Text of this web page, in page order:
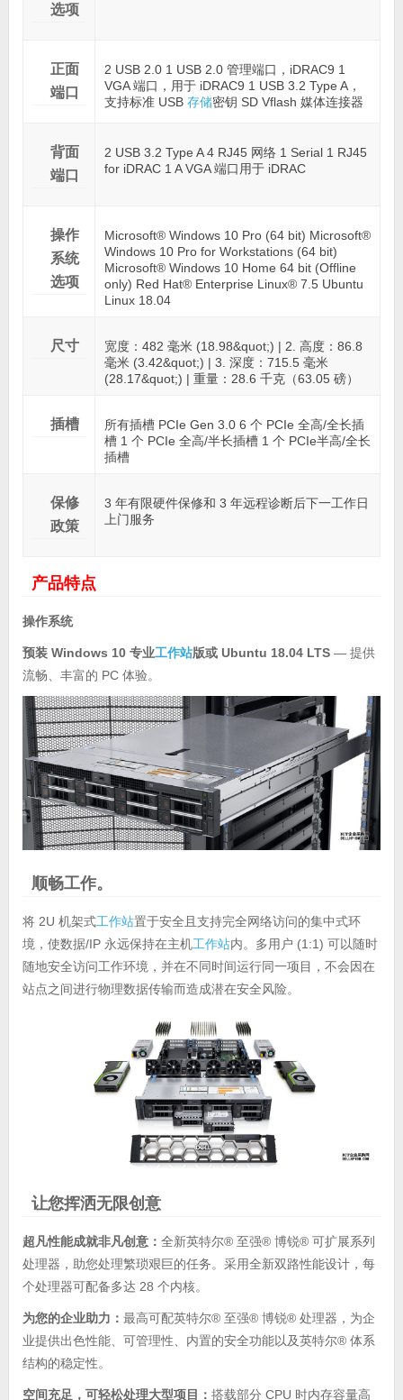
选项
正面
端口
2 USB 2.0 1 USB 2.0 管理端口，iDRAC9 1
VGA 端口，用于 iDRAC9 1 USB 3.2 Type A，
支持标准 USB 存储密钥 SD Vflash 媒体连接器
背面
端口
2 USB 3.2 Type A 4 RJ45 网络 1 Serial 1 RJ45
for iDRAC 1 A VGA 端口用于 iDRAC
操作
系统
选项
Microsoft® Windows 10 Pro (64 bit) Microsoft®
Windows 10 Pro for Workstations (64 bit)
Microsoft® Windows 10 Home 64 bit (Offline
only) Red Hat® Enterprise Linux® 7.5 Ubuntu
Linux 18.04
尺寸
宽度：482 毫米 (18.98&quot;) | 2. 高度：86.8
毫米 (3.42&quot;) | 3. 深度：715.5 毫米
(28.17&quot;) | 重量：28.6 千克（63.05 磅）
插槽
所有插槽 PCIe Gen 3.0 6 个 PCIe 全高/全长插
槽 1 个 PCIe 全高/半长插槽 1 个 PCIe半高/全长
插槽
保修
政策
3 年有限硬件保修和 3 年远程诊断后下一工作日
上门服务
产品特点
操作系统
预装 Windows 10 专业工作站版或 Ubuntu 18.04 LTS — 提供
流畅、丰富的 PC 体验。
顺畅工作。
将 2U 机架式工作站置于安全且支持完全网络访问的集中式环
境，使数据/IP 永远保持在主机工作站内。多用户 (1:1) 可以随时
随地安全访问工作环境，并在不同时间运行同一项目，不会因在
站点之间进行物理数据传输而造成潜在安全风险。
让您挥洒无限创意
超凡性能成就非凡创意： 全新英特尔® 至强® 博锐® 可扩展系列
处理器，助您处理繁琐艰巨的任务。采用全新双路性能设计，每
个处理器可配备多达 28 个内核。
为您的企业助力： 最高可配英特尔® 至强® 博锐® 处理器，为企
业提供出色性能、可管理性、内置的安全功能以及英特尔® 体系
结构的稳定性。
空间充足，可轻松处理大型项目： 搭载部分 CPU 时内存容量高